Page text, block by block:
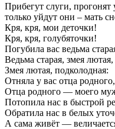
Прибегут слуги,
только уйдут они – мать
Кря, кря, мои деточки!
Кря, кря, голубяточки!
Погубила вас ведьма
Ведьма старая, змея лютая,
Змея лютая, подколодная:
Отняла у вас отца родного,
Отца родного — моего
Потопила нас в быстрой
Обратила нас в белых
А сама живёт —